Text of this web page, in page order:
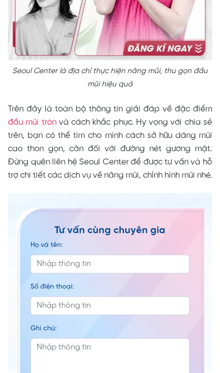
Seoul Center là địa chỉ thực hiện nâng mũi, thu gọn đầu
mũi hiệu quả
Trên đây là toàn bộ thông tin giải đáp về đặc điểm
đầu mũi trònvà cách khắc phục. Hy vọng với chia sẻ
trên, bạn có thể tìm cho mình cách sở hữu dáng mũi
cao thon gọn, cân đối với đường nét gương mặt.
Đừng quên liên hệ Seoul Center để được tư vấn và hỗ
trợ chi tiết các dịch vụ về nâng mũi, chỉnh hình mũi nhé.
Tư vấn cùng chuyên gia
Họ và tên:
Số điện thoại:
Ghi chú: